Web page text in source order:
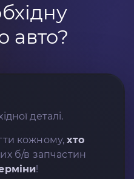
авто?
деталі.
кожному,хто
б/в запчастин
!